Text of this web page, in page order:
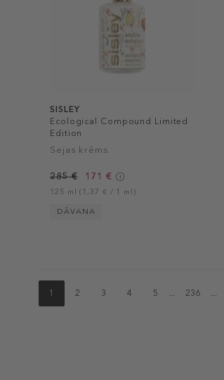
SISLEY
Ecological Compound Limited
Edition
Sejas krēms
285 € 171 €
125 ml (1,37 € / 1 ml)
DĀVANA
1 2 3 4 5 ... 236 ...